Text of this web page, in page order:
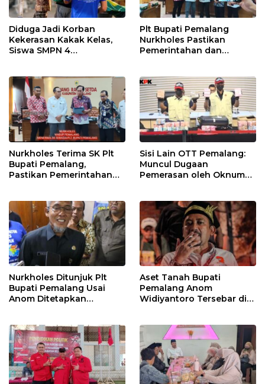
Diduga Jadi Korban
Kekerasan Kakak Kelas,
Siswa SMPN 4
Plt Bupati Pemalang
Nurkholes Pastikan
Pemerintahan dan
Nurkholes Terima SK Plt
Bupati Pemalang,
Pastikan Pemerintahan
Sisi Lain OTT Pemalang:
Muncul Dugaan
Pemerasan oleh Oknum
Nurkholes Ditunjuk Plt
Bupati Pemalang Usai
Anom Ditetapkan
Aset Tanah Bupati
Pemalang Anom
Widiyantoro Tersebar di